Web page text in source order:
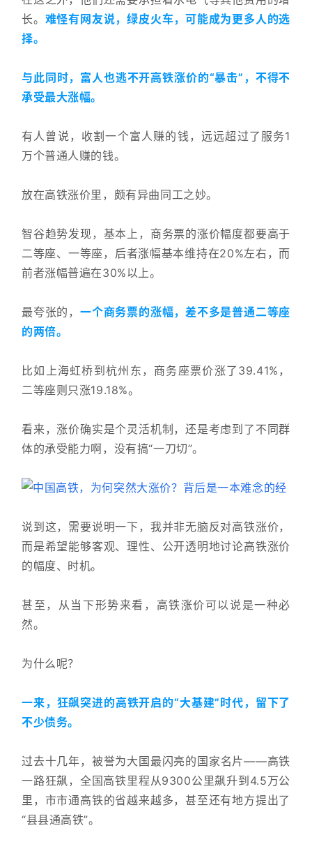
长。 难怪有网友说，绿皮火车，可能成为更多人的选
择。
与此同时，富人也逃不开高铁涨价的“暴击”，不得不
承受最大涨幅。
有人曾说，收割一个富人赚的钱，远远超过了服务1
万个普通人赚的钱。
放在高铁涨价里，颇有异曲同工之妙。
智谷趋势发现，基本上，商务票的涨价幅度都要高于
二等座、一等座，后者涨幅基本维持在20%左右，而
前者涨幅普遍在30%以上。
最夸张的， 一个商务票的涨幅，差不多是普通二等座
的两倍。
比如上海虹桥到杭州东，商务座票价涨了39.41%，
二等座则只涨19.18%。
看来，涨价确实是个灵活机制，还是考虑到了不同群
体的承受能力啊，没有搞“一刀切”。
说到这，需要说明一下，我并非无脑反对高铁涨价，
而是希望能够客观、理性、公开透明地讨论高铁涨价
的幅度、时机。
甚至，从当下形势来看，高铁涨价可以说是一种必
然。
为什么呢？
一来，狂飙突进的高铁开启的“大基建”时代，留下了
不少债务。
过去十几年，被誉为大国最闪亮的国家名片——高铁
一路狂飙，全国高铁里程从9300公里飙升到4.5万公
里，市市通高铁的省越来越多，甚至还有地方提出了
“县县通高铁”。